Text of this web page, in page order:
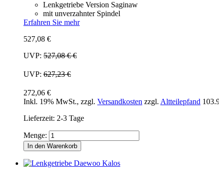
Lenkgetriebe Version Saginaw
mit unverzahnter Spindel
Erfahren Sie mehr
527,08 €
UVP: 527,08 €€
UVP: 627,23 €
272,06 €
Inkl. 19% MwSt., zzgl. Versandkosten zzgl. Altteilepfand
Lieferzeit: 2-3 Tage
Menge:
In den Warenkorb